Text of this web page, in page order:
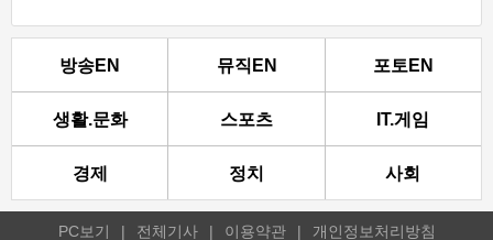
방송EN 뮤직EN 포토EN
생활.문화 스포츠 IT.게임
경제 정치 사회
PC보기 | 전체기사 | 이용약관 | 개인정보처리방침